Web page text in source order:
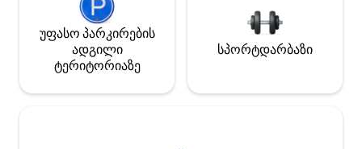
უფასო პარკირების
ადგილი
ტერიტორიაზე
სპორტდარბაზი